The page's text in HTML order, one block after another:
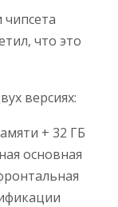
что это
версиях:
+ 32 ГБ
основная